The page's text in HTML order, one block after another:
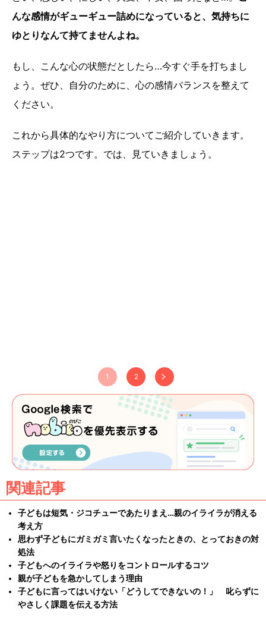
んな感情がギューギュー詰めになっていると、気持ちに
ゆとりなんて持てませんよね。
もし、こんな心の状態だとしたら…今すぐ手を打ちまし
ょう。ぜひ、自分のために、心の感情バランスを整えて
ください。
これから具体的なやり方についてご紹介していきます。
ステップは2つです。では、見ていきましょう。
1 2
関連記事
子どもは短気・ジコチューであたりまえ…親のイライラが消える
考え方
思わず子どもにガミガミ言いたくなったときの、とっておきの対
処法
子どもへのイライラや怒りをコントロールするコツ
親が子どもを急かしてしまう理由
子どもに言ってはいけない「どうしてできないの！」 叱らずに
やさしく課題を伝える方法